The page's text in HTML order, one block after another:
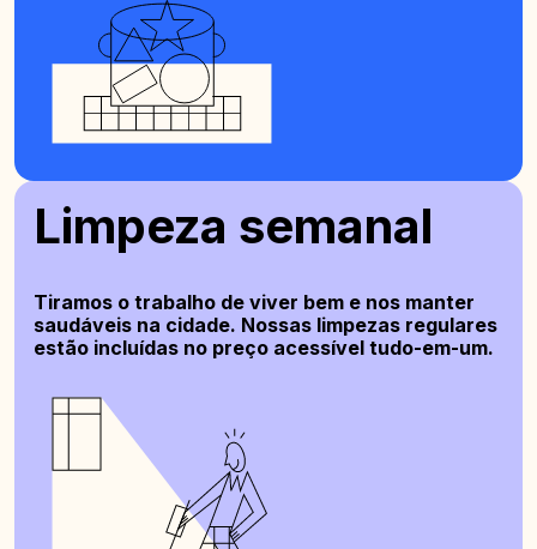
Limpeza semanal
Tiramos o trabalho de viver bem e nos manter
saudáveis na cidade. Nossas limpezas regulares
estão incluídas no preço acessível tudo-em-um.